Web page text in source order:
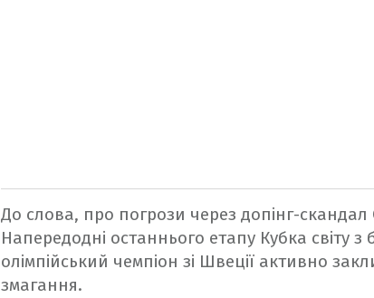
До слова, про погрози через допінг-скандал
Напередодні останнього етапу Кубка світу з
олімпійський чемпіон зі Швеції активно
змагання.